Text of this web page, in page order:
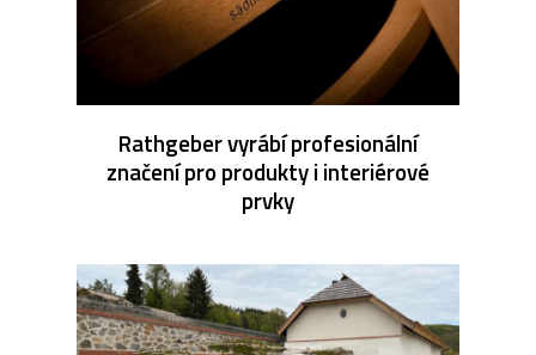
Rathgeber vyrábí profesionální
značení pro produkty i interiérové
prvky